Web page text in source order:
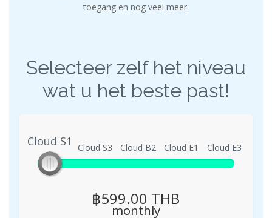
toegang en nog veel meer.
Selecteer zelf het niveau
wat u het beste past!
Cloud S1
Cloud S1 Cloud S3 Cloud B2 Cloud E1 Cloud E3
฿599.00 THB
monthly